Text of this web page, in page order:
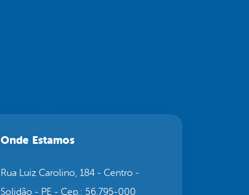
Onde Estamos
Rua Luiz Carolino, 184 - Centro -
Solidão - PE - Cep.: 56.795-000